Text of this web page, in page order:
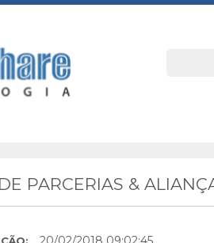
PARCERIAS &